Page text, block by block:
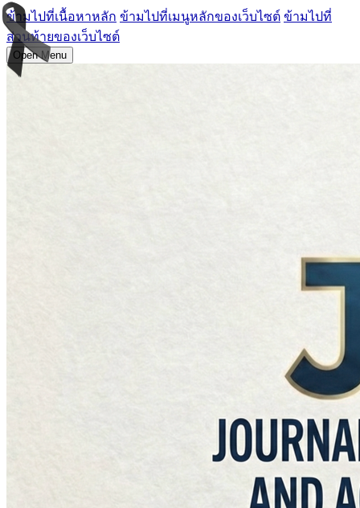
ข้ามไปที่เนื้อหาหลัก ข้ามไปที่เมนูหลักของเว็บไซต์ ข้ามไปที่
ส่วนท้ายของเว็บไซต์
Open Menu